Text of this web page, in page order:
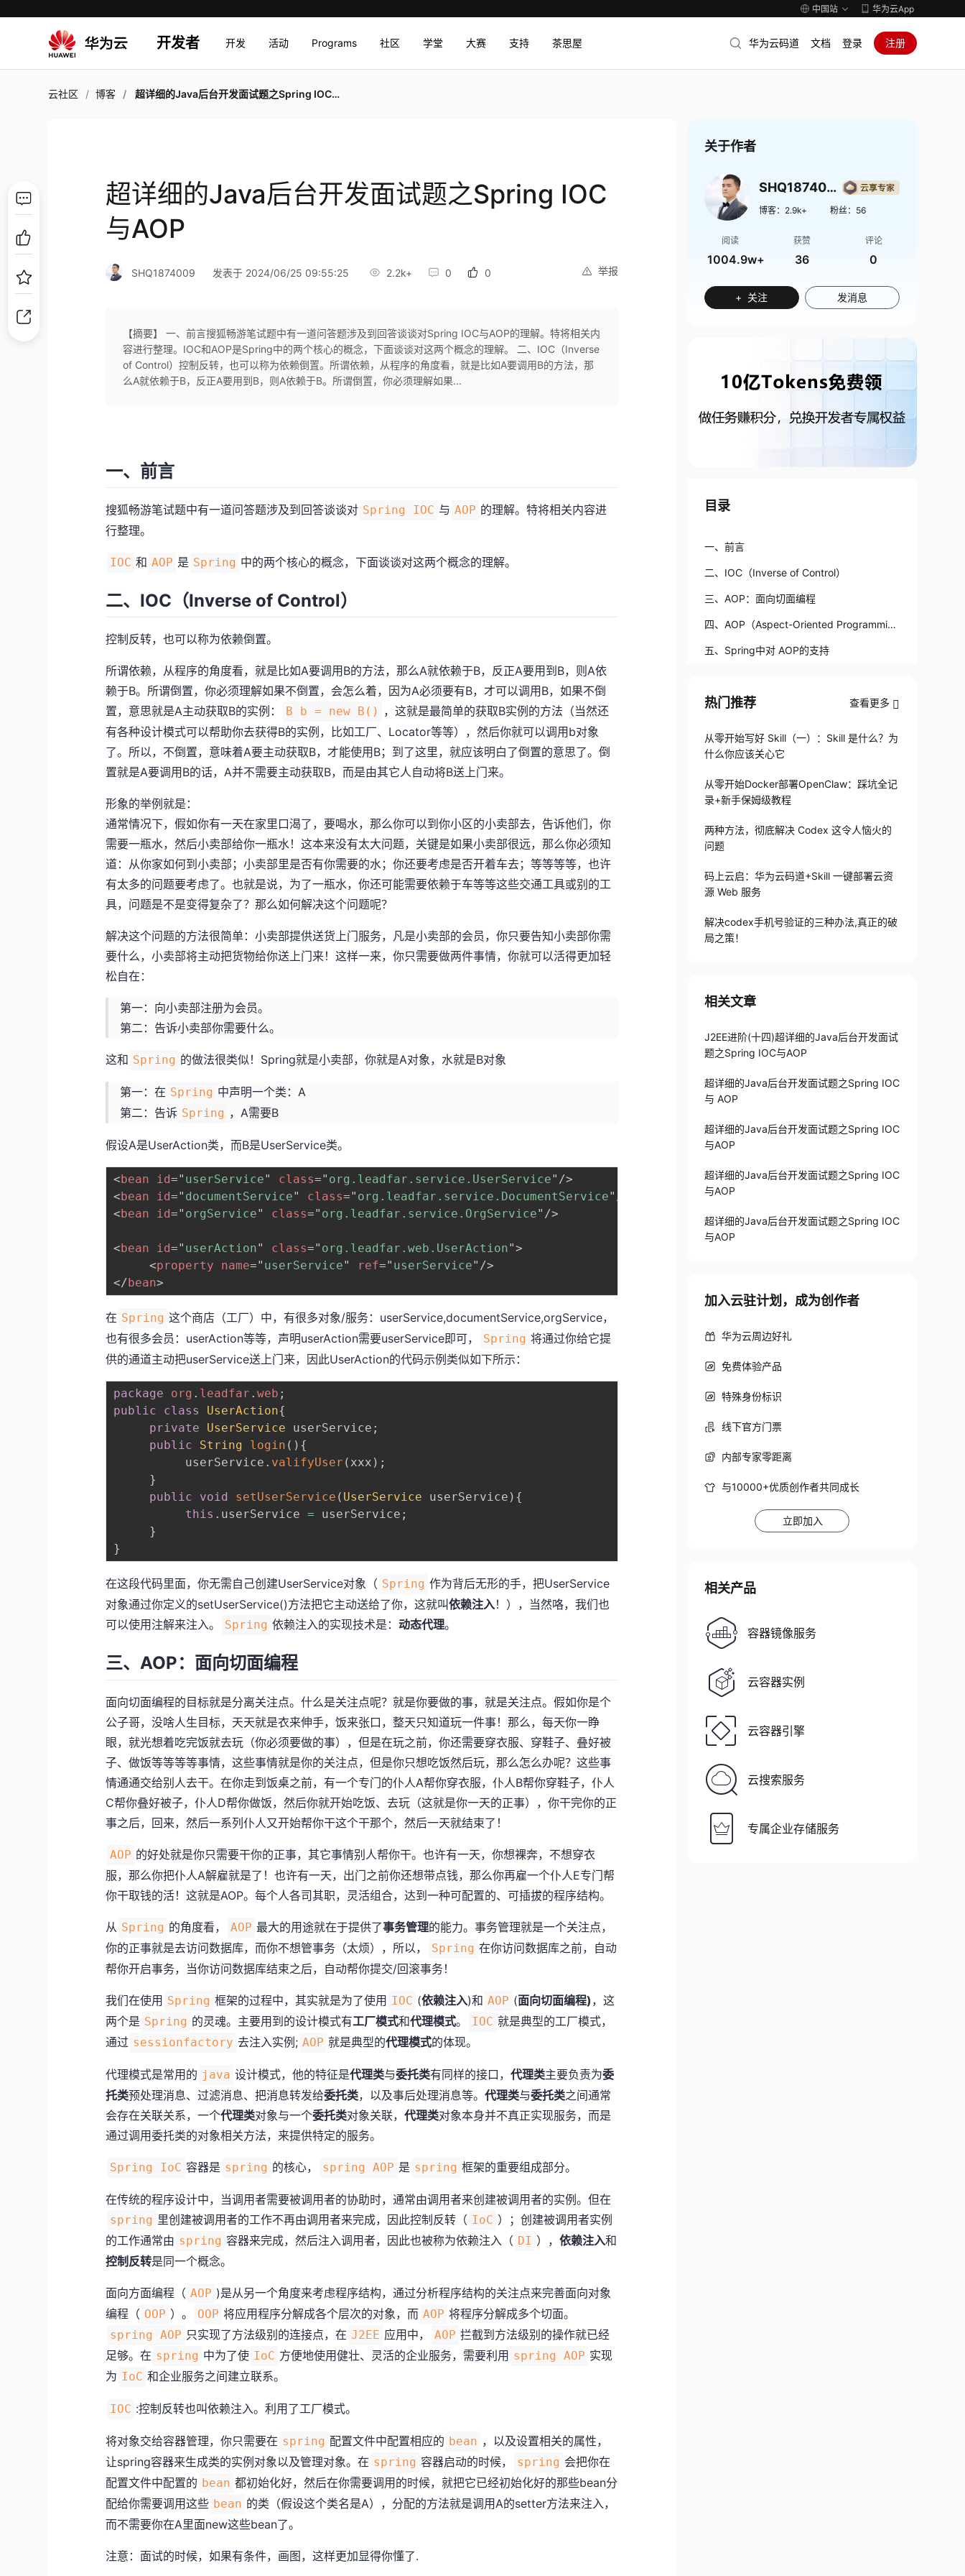
中国站 华为云App
开发者 开发 活动 Programs 社区 学堂 大赛 支持 茶思屋 华为云码道 文档 登录 注册
云社区 博客 超详细的Java后台开发面试题之Spring IOC与AOP
超详细的Java后台开发面试题之Spring IOC
与AOP
举报
SHQ1874009 发表于 2024/06/25 09:55:25 2.2k+ 0 0
【摘要】 一、前言搜狐畅游笔试题中有一道问答题涉及到回答谈谈对Spring IOC与AOP的理解。特将相关内
容进行整理。IOC和AOP是Spring中的两个核心的概念，下面谈谈对这两个概念的理解。 二、IOC（Inverse
of Control）控制反转，也可以称为依赖倒置。所谓依赖，从程序的角度看，就是比如A要调用B的方法，那
么A就依赖于B，反正A要用到B，则A依赖于B。所谓倒置，你必须理解如果...
一、前言
搜狐畅游笔试题中有一道问答题涉及到回答谈谈对 Spring IOC 与 AOP 的理解。特将相关内容进
行整理。
IOC 和 AOP 是 Spring 中的两个核心的概念，下面谈谈对这两个概念的理解。
二、IOC（Inverse of Control）
控制反转，也可以称为依赖倒置。
所谓依赖，从程序的角度看，就是比如A要调用B的方法，那么A就依赖于B，反正A要用到B，则A依
赖于B。所谓倒置，你必须理解如果不倒置，会怎么着，因为A必须要有B，才可以调用B，如果不倒
置，意思就是A主动获取B的实例：
B b = new B() ，这就是最简单的获取B实例的方法（当然还
有各种设计模式可以帮助你去获得B的实例，比如工厂、Locator等等），然后你就可以调用b对象
了。所以，不倒置，意味着A要主动获取B，才能使用B；到了这里，就应该明白了倒置的意思了。倒
置就是A要调用B的话，A并不需要主动获取B，而是由其它人自动将B送上门来。
形象的举例就是：
通常情况下，假如你有一天在家里口渴了，要喝水，那么你可以到你小区的小卖部去，告诉他们，你
需要一瓶水，然后小卖部给你一瓶水！这本来没有太大问题，关键是如果小卖部很远，那么你必须知
道：从你家如何到小卖部；小卖部里是否有你需要的水；你还要考虑是否开着车去；等等等等，也许
有太多的问题要考虑了。也就是说，为了一瓶水，你还可能需要依赖于车等等这些交通工具或别的工
具，问题是不是变得复杂了？那么如何解决这个问题呢？
解决这个问题的方法很简单：小卖部提供送货上门服务，凡是小卖部的会员，你只要告知小卖部你需
要什么，小卖部将主动把货物给你送上门来！这样一来，你只需要做两件事情，你就可以活得更加轻
松自在：
第一：向小卖部注册为会员。
第二：告诉小卖部你需要什么。
这和 Spring 的做法很类似！Spring就是小卖部，你就是A对象，水就是B对象
第一：在 Spring 中声明一个类：A
第二：告诉 Spring ，A需要B
假设A是UserAction类，而B是UserService类。
< bean id=" userService" class=" org.leadfar.service.UserService" />
< bean id=" documentService" class=" org.leadfar.service.DocumentService" />
< bean id=" orgService" class=" org.leadfar.service.OrgService" />
< bean id=" userAction" class=" org.leadfar.web.UserAction">
<property name=" userService" ref=" userService" />
</ bean>
在 Spring 这个商店（工厂）中，有很多对象/服务：userService,documentService,orgService，
也有很多会员：userAction等等，声明userAction需要userService即可，
Spring 将通过你给它提
供的通道主动把userService送上门来，因此UserAction的代码示例类似如下所示：
package org . leadfar .web ;
public
class UserAction{
private
UserService userService ;
public
String login ( ) {
          userService
. valifyUser ( xxx ) ;
}
public
void setUserService ( UserService userService ) {
this . userService = userService ;
}
}
在这段代码里面，你无需自己创建UserService对象（ Spring 作为背后无形的手，把UserService
对象通过你定义的setUserService()方法把它主动送给了你，这就叫依赖注入！），当然咯，我们也
可以使用注解来注入。
Spring 依赖注入的实现技术是：动态代理。
三、AOP：面向切面编程
面向切面编程的目标就是分离关注点。什么是关注点呢？就是你要做的事，就是关注点。假如你是个
公子哥，没啥人生目标，天天就是衣来伸手，饭来张口，整天只知道玩一件事！那么，每天你一睁
眼，就光想着吃完饭就去玩（你必须要做的事），但是在玩之前，你还需要穿衣服、穿鞋子、叠好被
子、做饭等等等等事情，这些事情就是你的关注点，但是你只想吃饭然后玩，那么怎么办呢？这些事
情通通交给别人去干。在你走到饭桌之前，有一个专门的仆人A帮你穿衣服，仆人B帮你穿鞋子，仆人
C帮你叠好被子，仆人D帮你做饭，然后你就开始吃饭、去玩（这就是你一天的正事），你干完你的正
事之后，回来，然后一系列仆人又开始帮你干这个干那个，然后一天就结束了！
AOP 的好处就是你只需要干你的正事，其它事情别人帮你干。也许有一天，你想裸奔，不想穿衣
服，那么你把仆人A解雇就是了！也许有一天，出门之前你还想带点钱，那么你再雇一个仆人E专门帮
你干取钱的活！这就是AOP。每个人各司其职，灵活组合，达到一种可配置的、可插拔的程序结构。
从 Spring 的角度看， AOP 最大的用途就在于提供了事务管理的能力。事务管理就是一个关注点，
你的正事就是去访问数据库，而你不想管事务（太烦），所以，
Spring 在你访问数据库之前，自动
帮你开启事务，当你访问数据库结束之后，自动帮你提交/回滚事务！
我们在使用 Spring 框架的过程中，其实就是为了使用 IOC (依赖注入)和 AOP (面向切面编程) ，这
两个是 Spring 的灵魂。主要用到的设计模式有工厂模式和代理模式。 IOC 就是典型的工厂模式，
通过 sessionfactory 去注入实例; AOP 就是典型的代理模式的体现。
代理模式是常用的 java 设计模式，他的特征是代理类与委托类有同样的接口，代理类主要负责为委
托类预处理消息、过滤消息、把消息转发给委托类，以及事后处理消息等。代理类与委托类之间通常
会存在关联关系，一个代理类对象与一个委托类对象关联，代理类对象本身并不真正实现服务，而是
通过调用委托类的对象相关方法，来提供特定的服务。
Spring IoC 容器是 spring 的核心， spring AOP 是 spring 框架的重要组成部分。
在传统的程序设计中，当调用者需要被调用者的协助时，通常由调用者来创建被调用者的实例。但在
spring 里创建被调用者的工作不再由调用者来完成，因此控制反转（ IoC ）；创建被调用者实例
的工作通常由 spring 容器来完成，然后注入调用者，因此也被称为依赖注入（ DI ），依赖注入和
控制反转是同一个概念。
面向方面编程（ AOP )是从另一个角度来考虑程序结构，通过分析程序结构的关注点来完善面向对象
编程（ OOP ）。 OOP 将应用程序分解成各个层次的对象，而 AOP 将程序分解成多个切面。
spring AOP 只实现了方法级别的连接点，在 J2EE 应用中， AOP 拦截到方法级别的操作就已经
足够。在 spring 中为了使 IoC 方便地使用健壮、灵活的企业服务，需要利用 spring AOP 实现
为 IoC 和企业服务之间建立联系。
IOC :控制反转也叫依赖注入。利用了工厂模式。
将对象交给容器管理，你只需要在 spring 配置文件中配置相应的 bean ，以及设置相关的属性，
让spring容器来生成类的实例对象以及管理对象。在 spring 容器启动的时候， spring 会把你在
配置文件中配置的 bean 都初始化好，然后在你需要调用的时候，就把它已经初始化好的那些bean分
配给你需要调用这些 bean 的类（假设这个类名是A），分配的方法就是调用A的setter方法来注入，
而不需要你在A里面new这些bean了。
注意：面试的时候，如果有条件，画图，这样更加显得你懂了.
关于作者
SHQ1874009
博客： 2.9k+ 粉丝： 56
阅读
1004.9w+
获赞
36
评论
0
+ 关注 发消息
目录
一、前言
二、IOC（Inverse of Control）
三、AOP：面向切面编程
四、AOP（Aspect-Oriented Programmin
g）:面向切面编程补充说明
五、Spring中对 AOP的支持
热门推荐 查看更多
从零开始写好 Skill（一）：Skill 是什么？为
什么你应该关心它
从零开始Docker部署OpenClaw：踩坑全记
录+新手保姆级教程
两种方法，彻底解决 Codex 这令人恼火的
问题
码上云启：华为云码道+Skill 一键部署云资
源 Web 服务
解决codex手机号验证的三种办法,真正的破
局之策！
相关文章
J2EE进阶(十四)超详细的Java后台开发面试
题之Spring IOC与AOP
超详细的Java后台开发面试题之Spring IOC
与 AOP
超详细的Java后台开发面试题之Spring IOC
与AOP
超详细的Java后台开发面试题之Spring IOC
与AOP
超详细的Java后台开发面试题之Spring IOC
与AOP
加入云驻计划，成为创作者
华为云周边好礼
免费体验产品
特殊身份标识
线下官方门票
内部专家零距离
与10000+优质创作者共同成长
立即加入
相关产品
容器镜像服务
云容器实例
云容器引擎
云搜索服务
专属企业存储服务